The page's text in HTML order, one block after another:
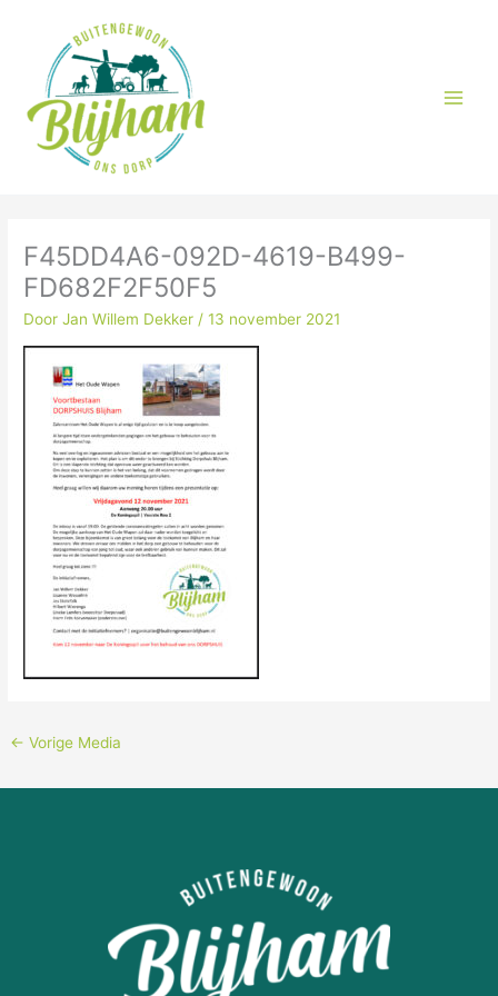
inhoud
F45DD4A6-092D-4619-B499-
FD682F2F50F5
DoorJan Willem Dekker /13 november 2021
← Vorige Media